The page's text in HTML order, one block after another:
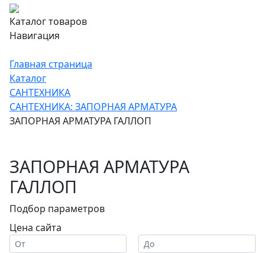
Каталог товаров
Навигация
Главная страница
Каталог
САНТЕХНИКА
САНТЕХНИКА: ЗАПОРНАЯ АРМАТУРА
ЗАПОРНАЯ АРМАТУРА ГАЛЛОП
ЗАПОРНАЯ АРМАТУРА
ГАЛЛОП
Подбор параметров
Цена сайта